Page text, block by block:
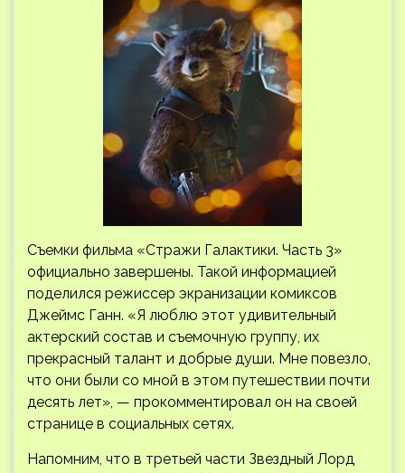
Съемки фильма «Стражи Галактики. Часть 3»
официально завершены. Такой информацией
поделился режиссер экранизации комиксов
Джеймс Ганн. «Я люблю этот удивительный
актерский состав и съемочную группу, их
прекрасный талант и добрые души. Мне повезло,
что они были со мной в этом путешествии почти
десять лет», — прокомментировал он на своей
странице в социальных сетях.
Напомним, что в третьей части Звездный Лорд